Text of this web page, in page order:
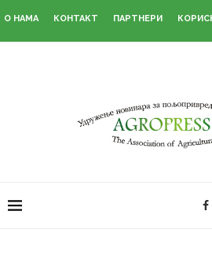
О НАМА КОНТАКТ ПАРТНЕРИ